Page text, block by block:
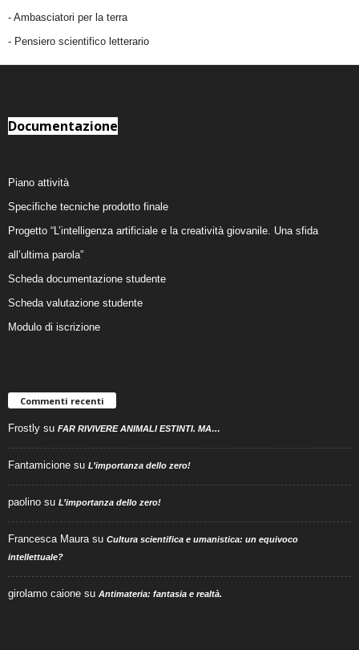
- Ambasciatori per la terra
- Pensiero scientifico letterario
Documentazione
Piano attività
Specifiche tecniche prodotto finale
Progetto “L’intelligenza artificiale e la creatività giovanile. Una sfida
all’ultima parola”
Scheda documentazione studente
Scheda valutazione studente
Modulo di iscrizione
Commenti recenti
Frostly su FAR RIVIVERE ANIMALI ESTINTI. MA…
Fantamicione su L’importanza dello zero!
paolino su L’importanza dello zero!
Francesca Maura su Cultura scientifica e umanistica: un equivoco
intellettuale?
girolamo caione su Antimateria: fantasia e realtà.